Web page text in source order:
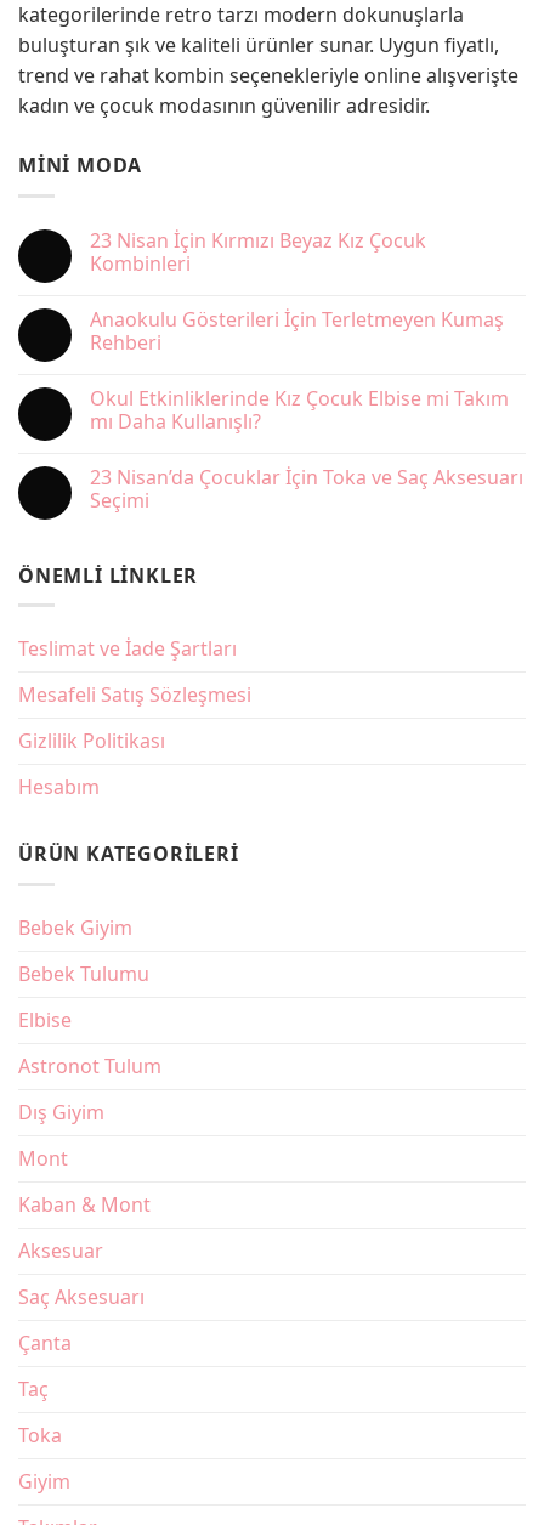
kategorilerinde retro tarzı modern dokunuşlarla
buluşturan şık ve kaliteli ürünler sunar. Uygun fiyatlı,
trend ve rahat kombin seçenekleriyle online alışverişte
kadın ve çocuk modasının güvenilir adresidir.
MINI MODA
23 Nisan İçin Kırmızı Beyaz Kız Çocuk
Kombinleri
23
Nisan
İçin
Kız
Çocuk
Kombinleri
Anaokulu Gösterileri İçin Terletmeyen Kumaş
Rehberi
Anaokulu
Gösterileri
İçin
Rehberi
Okul Etkinliklerinde Kız Çocuk Elbise mi Takım
mı Daha Kullanışlı?
Okul
Etkinliklerinde
Kız
Takım
mı
23 Nisan’da Çocuklar İçin Toka ve Saç Aksesuarı
Seçimi
Nisan’da
Çocuklar
Saç
ÖNEMLI LINKLER
Teslimat ve İade Şartları
Mesafeli Satış Sözleşmesi
Gizlilik Politikası
Hesabım
ÜRÜN KATEGORILERI
Bebek Giyim
Bebek Tulumu
Elbise
Astronot Tulum
Dış Giyim
Mont
Kaban & Mont
Aksesuar
Saç Aksesuarı
Çanta
Taç
Toka
Giyim